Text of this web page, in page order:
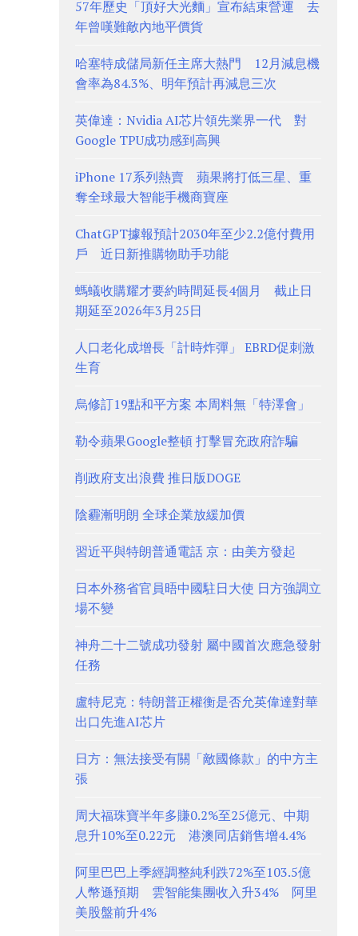
57年歷史「頂好大光麵」宣布結束營運 去
年曾嘆難敵內地平價貨
哈塞特成儲局新任主席大熱門 12月減息機
會率為84.3%、明年預計再減息三次
英偉達：Nvidia AI芯片領先業界一代 對
Google TPU成功感到高興
iPhone 17系列熱賣 蘋果將打低三星、重
奪全球最大智能手機商寶座
ChatGPT據報預計2030年至少2.2億付費用
戶 近日新推購物助手功能
螞蟻收購耀才要約時間延長4個月 截止日
期延至2026年3月25日
人口老化成增長「計時炸彈」 EBRD促刺激
生育
烏修訂19點和平方案 本周料無「特澤會」
勒令蘋果Google整頓 打擊冒充政府詐騙
削政府支出浪費 推日版DOGE
陰霾漸明朗 全球企業放緩加價
習近平與特朗普通電話 京：由美方發起
日本外務省官員晤中國駐日大使 日方強調立
場不變
神舟二十二號成功發射 屬中國首次應急發射
任務
盧特尼克：特朗普正權衡是否允英偉達對華
出口先進AI芯片
日方：無法接受有關「敵國條款」的中方主
張
周大福珠寶半年多賺0.2%至25億元、中期
息升10%至0.22元 港澳同店銷售增4.4%
阿里巴巴上季經調整純利跌72%至103.5億
人幣遜預期 雲智能集團收入升34% 阿里
美股盤前升4%